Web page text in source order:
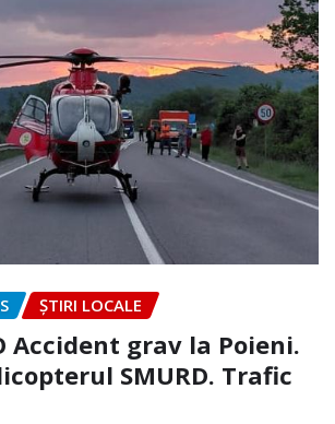
ȘTIRI LOCALE
Accident grav la Poieni.
SMURD. Trafic